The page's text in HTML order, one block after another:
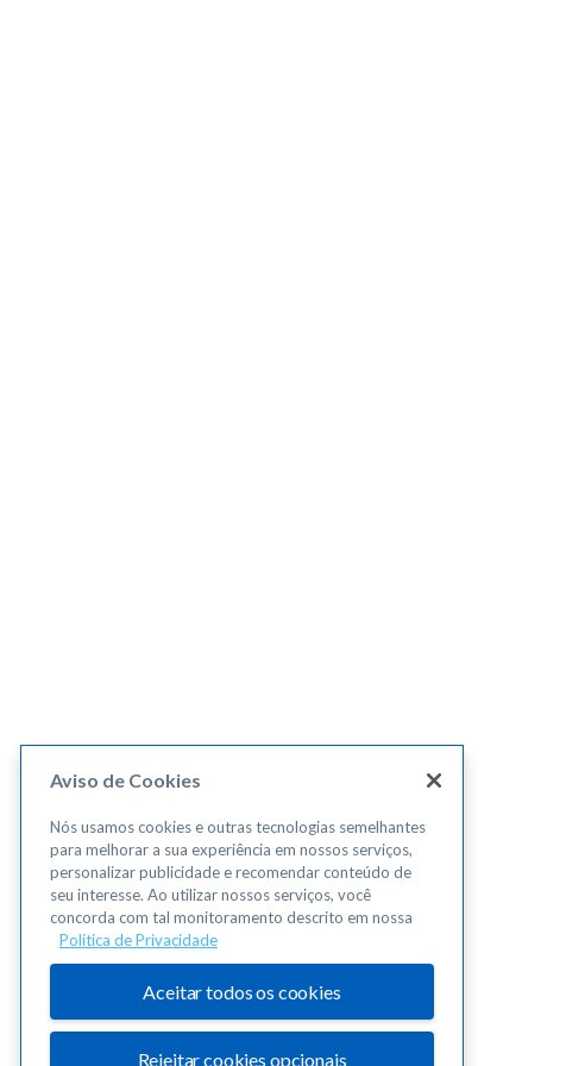
Aviso de Cookies
Nós usamos cookies e outras tecnologias semelhantes
para melhorar a sua experiência em nossos serviços,
personalizar publicidade e recomendar conteúdo de
seu interesse. Ao utilizar nossos serviços, você
concorda com tal monitoramento descrito em nossa
Política de Privacidade
Aceitar todos os cookies
Rejeitar cookies opcionais